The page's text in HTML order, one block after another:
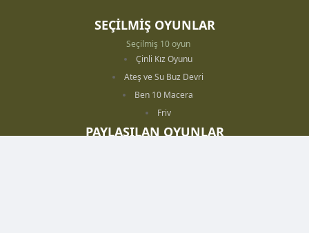
SEÇİLMİŞ OYUNLAR
Seçilmiş 10 oyun
Çinli Kız Oyunu
Ateş ve Su Buz Devri
Ben 10 Macera
Friv
PAYLAŞILAN OYUNLAR